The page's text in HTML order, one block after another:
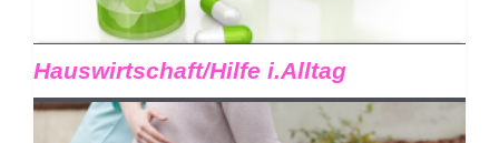
Hauswirtschaft/Hilfe i.Alltag